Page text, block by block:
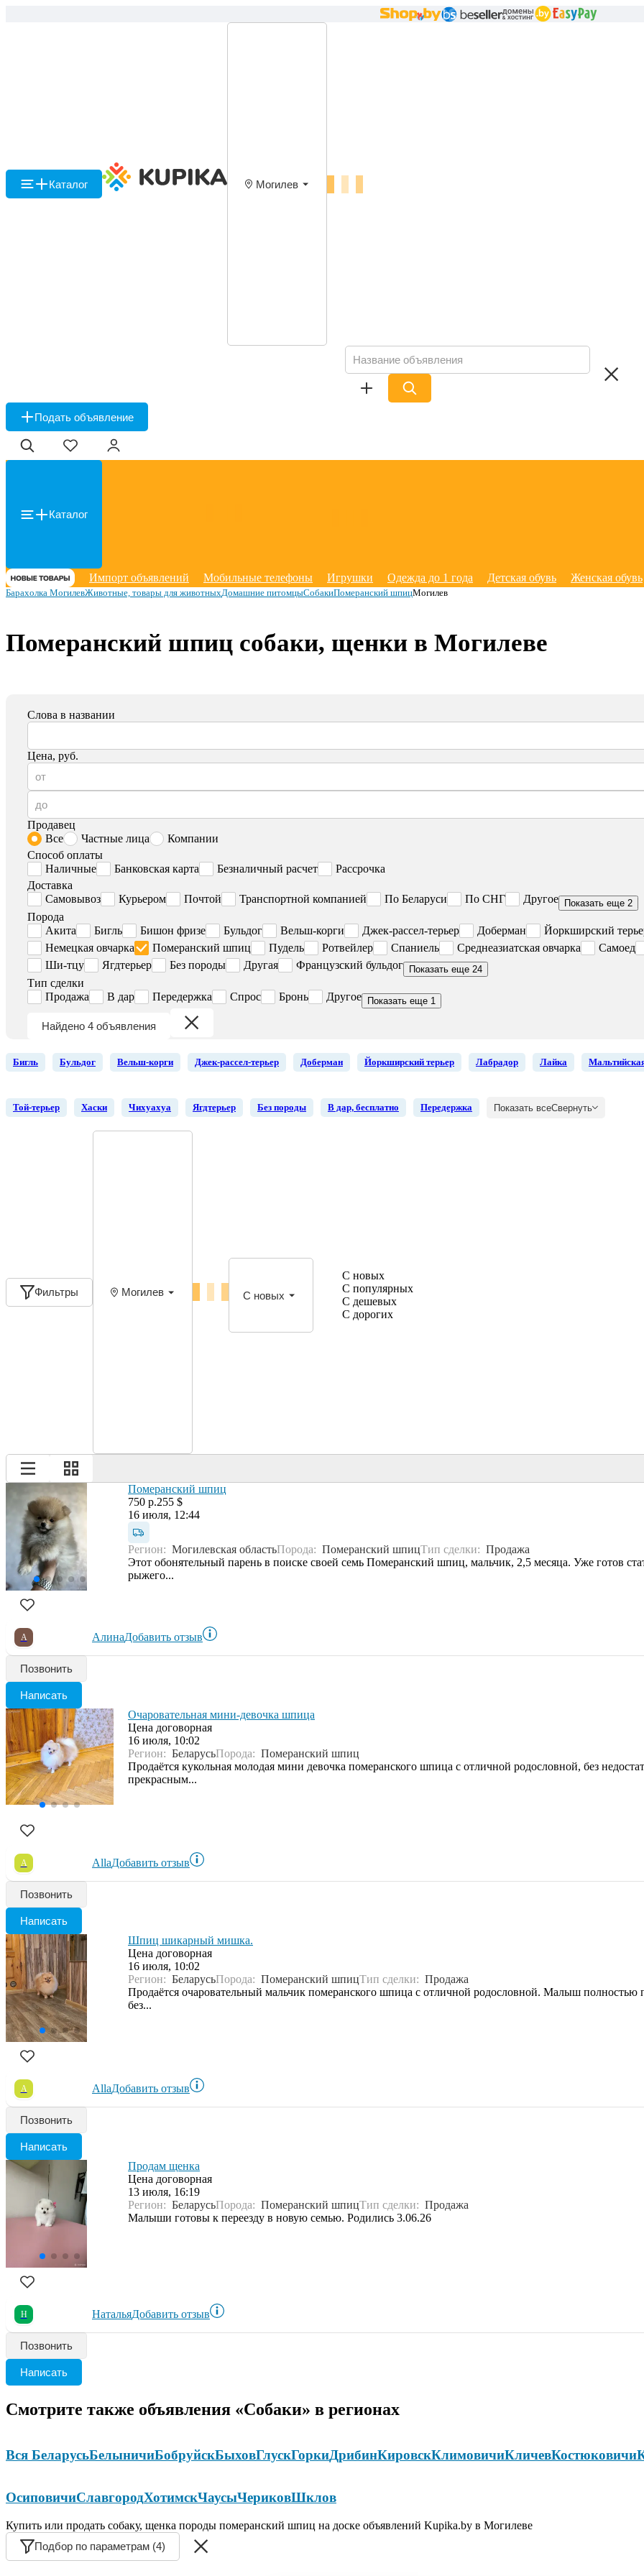
Каталог Могилев
Подать объявление
Каталог
Импорт объявлений Мобильные телефоны Игрушки Одежда до 1 года Детская обувь Женская обувь
Барахолка МогилевЖивотные, товары для животныхДомашние питомцыСобакиПомеранский шпицМогилев
Померанский шпиц собаки, щенки в Могилеве
Слова в названии
Цена, руб.
Продавец
Все
Частные лица
Компании
Способ оплаты
Наличные
Банковская карта Безналичный расчет
Рассрочка
Доставка
Самовывоз
Курьером Почтой Транспортной компанией По Беларуси По СНГ Другое Показать еще 2
Порода
Акита
Бигль Бишон фризе Бульдог Вельш-корги Джек-рассел-терьер Доберман Йоркширский
Немецкая овчарка
Померанский шпиц Пудель Ротвейлер Спаниель Среднеазиатская овчарка Самоед
Ши-тцу
Ягдтерьер Без породы Другая Французский бульдог Показать еще 24
Тип сделки
Продажа
В дар Передержка Спрос Бронь Другое Показать еще 1
Найдено 4 объявления
Бигль Бульдог Вельш-корги Джек-рассел-терьер Доберман Йоркширский терьер Лабрадор Лайка
Той-терьер Хаски Чихуахуа Ягдтерьер Без породы В дар, бесплатно Передержка Показать всеСвернуть
Фильтры Могилев С новых
С новых
С популярных
С дешевых
С дорогих
Померанский шпиц
750 р.255 $
16 июля, 12:44
Регион: Могилевская областьПорода: Померанский шпицТип сделки: Продажа
Этот обонятельный парень в поиске своей семь Померанский шпиц, мальчик, 2,5 месяца. Уже готов
рыжего...
А АлинаДобавить отзыв
Позвонить
Написать
Очаровательная мини-девочка шпица
Цена договорная
16 июля, 10:02
Регион: БеларусьПорода: Померанский шпиц
Продаётся кукольная молодая мини девочка померанского шпица с отличной родословной, без
прекрасным...
A AllaДобавить отзыв
Позвонить
Написать
Шпиц шикарный мишка.
Цена договорная
16 июля, 10:02
Регион: БеларусьПорода: Померанский шпицТип сделки: Продажа
Продаётся очаровательный мальчик померанского шпица с отличной родословной. Малыш полностью
без...
A AllaДобавить отзыв
Позвонить
Написать
Продам щенка
Цена договорная
13 июля, 16:19
Регион: БеларусьПорода: Померанский шпицТип сделки: Продажа
Малыши готовы к переезду в новую семью. Родились 3.06.26
Н НатальяДобавить отзыв
Позвонить
Написать
Смотрите также объявления «Собаки» в регионах
Вся БеларусьБелыничиБобруйскБыховГлускГоркиДрибинКировскКлимовичиКличевКостюковичи
ОсиповичиСлавгородХотимскЧаусыЧериковШклов
Купить или продать собаку, щенка породы померанский шпиц на доске объявлений Kupika.by в Могилеве
Подбор по параметрам (4)